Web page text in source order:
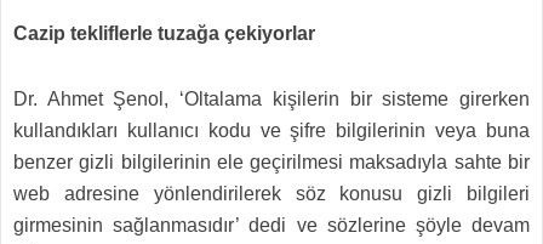
Cazip tekliflerle tuzağa çekiyorlar
Dr. Ahmet Şenol, ‘Oltalama kişilerin bir sisteme girerken
kullandıkları kullanıcı kodu ve şifre bilgilerinin veya buna
benzer gizli bilgilerinin ele geçirilmesi maksadıyla sahte bir
web adresine yönlendirilerek söz konusu gizli bilgileri
girmesinin sağlanmasıdır’ dedi ve sözlerine şöyle devam